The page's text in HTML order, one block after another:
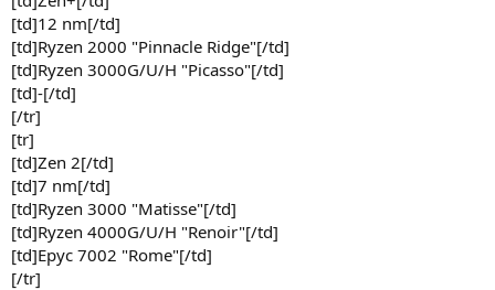
[td]12 nm[/td]
[td]Ryzen 2000 "Pinnacle Ridge"[/td]
[td]Ryzen 3000G/U/H "Picasso"[/td]
[td]-[/td]
[/tr]
[tr]
[td]Zen 2[/td]
[td]7 nm[/td]
[td]Ryzen 3000 "Matisse"[/td]
[td]Ryzen 4000G/U/H "Renoir"[/td]
[td]Epyc 7002 "Rome"[/td]
[/tr]